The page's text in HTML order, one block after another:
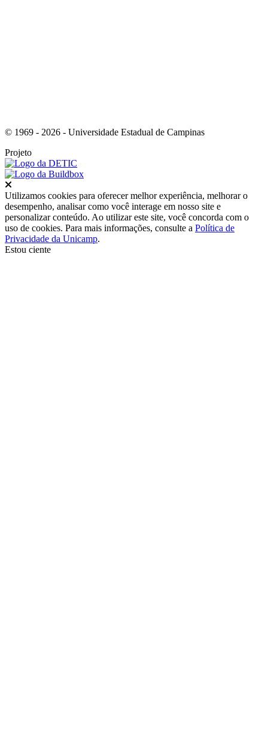
© 1969 - 2026 - Universidade Estadual de Campinas
Projeto
Utilizamos cookies para oferecer melhor experiência, melhorar o
desempenho, analisar como você interage em nosso site e
personalizar conteúdo. Ao utilizar este site, você concorda com o
uso de cookies. Para mais informações, consulte a Política de
Privacidade da Unicamp.
Estou ciente